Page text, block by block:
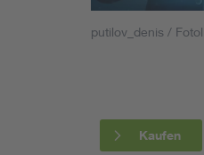
Industry
Mobility
putilov_denis /
Kaufen